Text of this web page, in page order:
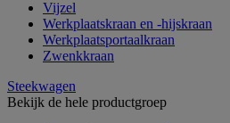
Vijzel
Werkplaatskraan en -hijskraan
Werkplaatsportaalkraan
Zwenkkraan
Steekwagen
Bekijk de hele productgroep